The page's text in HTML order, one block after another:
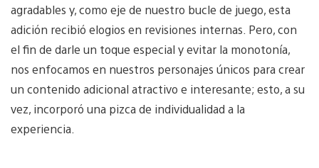
agradables y, como eje de nuestro bucle de juego, esta
adición recibió elogios en revisiones internas. Pero, con
el fin de darle un toque especial y evitar la monotonía,
nos enfocamos en nuestros personajes únicos para crear
un contenido adicional atractivo e interesante; esto, a su
vez, incorporó una pizca de individualidad a la
experiencia.